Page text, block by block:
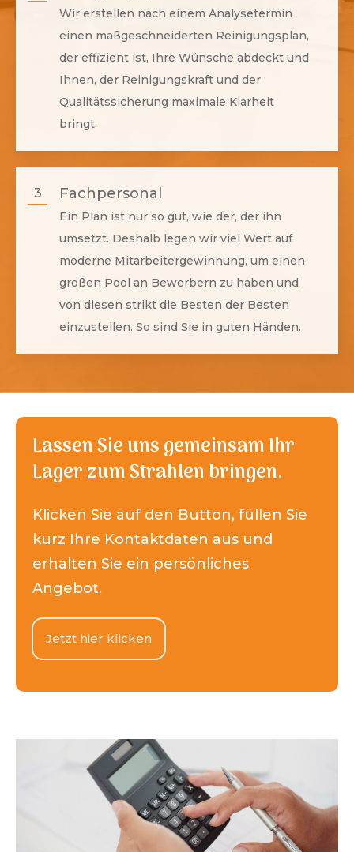
Wir erstellen nach einem Analysetermin
einen maßgeschneiderten Reinigungsplan,
der effizient ist, Ihre Wünsche abdeckt und
Ihnen, der Reinigungskraft und der
Qualitätssicherung maximale Klarheit
bringt.
3 Fachpersonal
Ein Plan ist nur so gut, wie der, der ihn
umsetzt. Deshalb legen wir viel Wert auf
moderne Mitarbeitergewinnung, um einen
großen Pool an Bewerbern zu haben und
von diesen strikt die Besten der Besten
einzustellen. So sind Sie in guten Händen.
Lassen Sie uns gemeinsam Ihr
Lager zum Strahlen bringen.
Klicken Sie auf den Button, füllen Sie
kurz Ihre Kontaktdaten aus und
erhalten Sie ein persönliches
Angebot.
Jetzt hier klicken